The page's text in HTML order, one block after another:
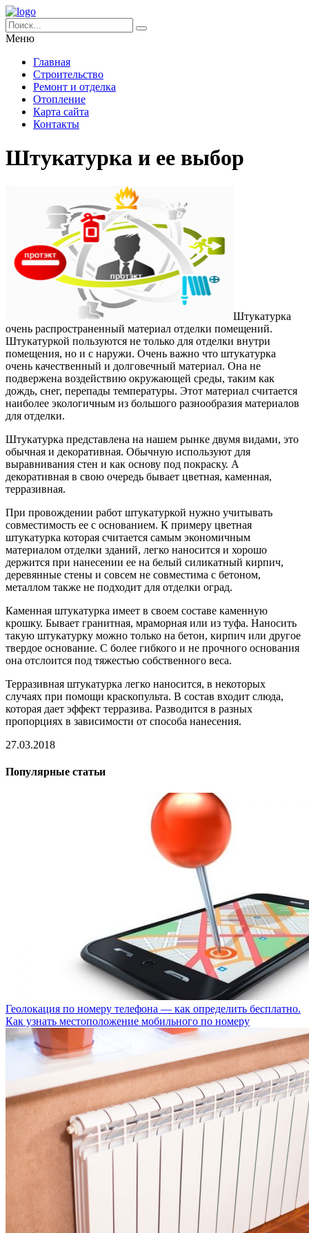
Меню
Главная
Строительство
Ремонт и отделка
Отопление
Карта сайта
Контакты
Штукатурка и ее выбор
Штукатурка
очень распространенный материал отделки помещений.
Штукатуркой пользуются не только для отделки внутри
помещения, но и с наружи. Очень важно что штукатурка
очень качественный и долговечный материал. Она не
подвержена воздействию окружающей среды, таким как
дождь, снег, перепады температуры. Этот материал считается
наиболее экологичным из большого разнообразия материалов
для отделки.
Штукатурка представлена на нашем рынке двумя видами, это
обычная и декоративная. Обычную используют для
выравнивания стен и как основу под покраску. А
декоративная в свою очередь бывает цветная, каменная,
терразивная.
При провождении работ штукатуркой нужно учитывать
совместимость ее с основанием. К примеру цветная
штукатурка которая считается самым экономичным
материалом отделки зданий, легко наносится и хорошо
держится при нанесении ее на белый силикатный кирпич,
деревянные стены и совсем не совместима с бетоном,
металлом также не подходит для отделки оград.
Каменная штукатурка имеет в своем составе каменную
крошку. Бывает гранитная, мраморная или из туфа. Наносить
такую штукатурку можно только на бетон, кирпич или другое
твердое основание. С более гибкого и не прочного основания
она отслоится под тяжестью собственного веса.
Терразивная штукатурка легко наносится, в некоторых
случаях при помощи краскопульта. В состав входит слюда,
которая дает эффект терразива. Разводится в разных
пропорциях в зависимости от способа нанесения.
27.03.2018
Популярные статьи
Геолокация по номеру телефона — как определить бесплатно.
Как узнать местоположение мобильного по номеру